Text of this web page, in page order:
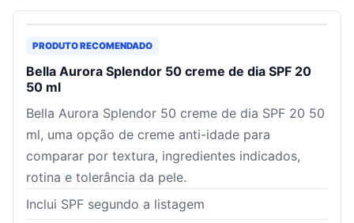
PRODUTO RECOMENDADO
Bella Aurora Splendor 50 creme de dia SPF 20
50 ml
Bella Aurora Splendor 50 creme de dia SPF 20 50
ml, uma opção de creme anti-idade para
comparar por textura, ingredientes indicados,
rotina e tolerância da pele.
Inclui SPF segundo a listagem